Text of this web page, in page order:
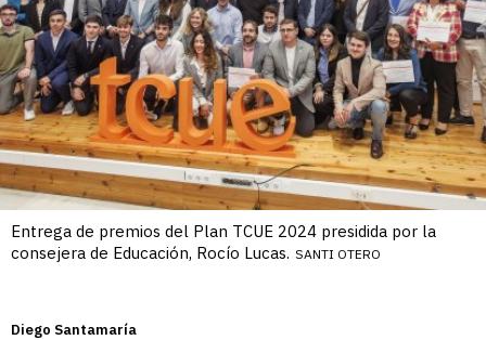
Entrega de premios del Plan TCUE 2024 presidida por la
consejera de Educación, Rocío Lucas. SANTI OTERO
Diego Santamaría